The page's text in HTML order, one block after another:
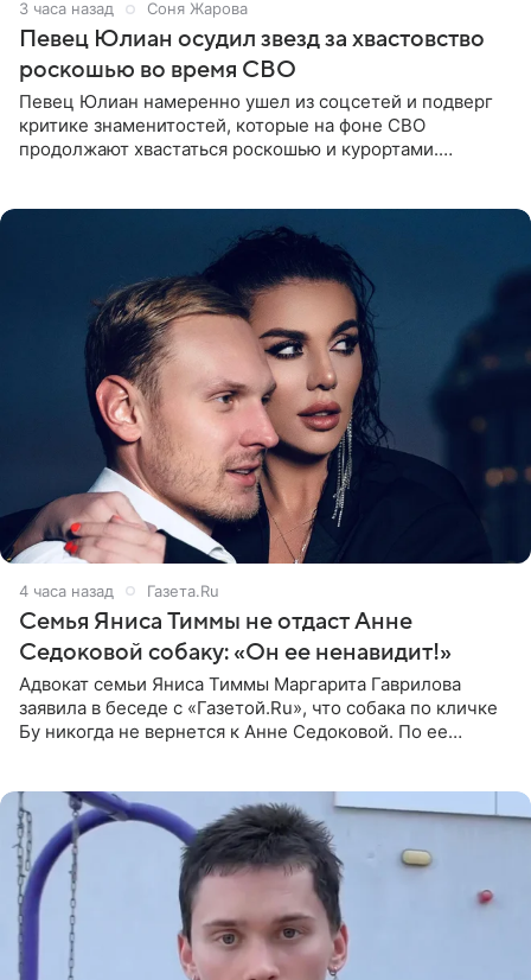
3 часа назад Соня Жарова
Певец Юлиан осудил звезд за хвастовство
роскошью во время СВО
Певец Юлиан намеренно ушел из соцсетей и подверг
критике знаменитостей, которые на фоне СВО
продолжают хвастаться роскошью и курортами.
4 часа назад Газета.Ru
Семья Яниса Тиммы не отдаст Анне
Седоковой собаку: «Он ее ненавидит!»
Адвокат семьи Яниса Тиммы Маргарита Гаврилова
заявила в беседе с «Газетой.Ru», что собака по кличке
Бу никогда не вернется к Анне Седоковой. По ее